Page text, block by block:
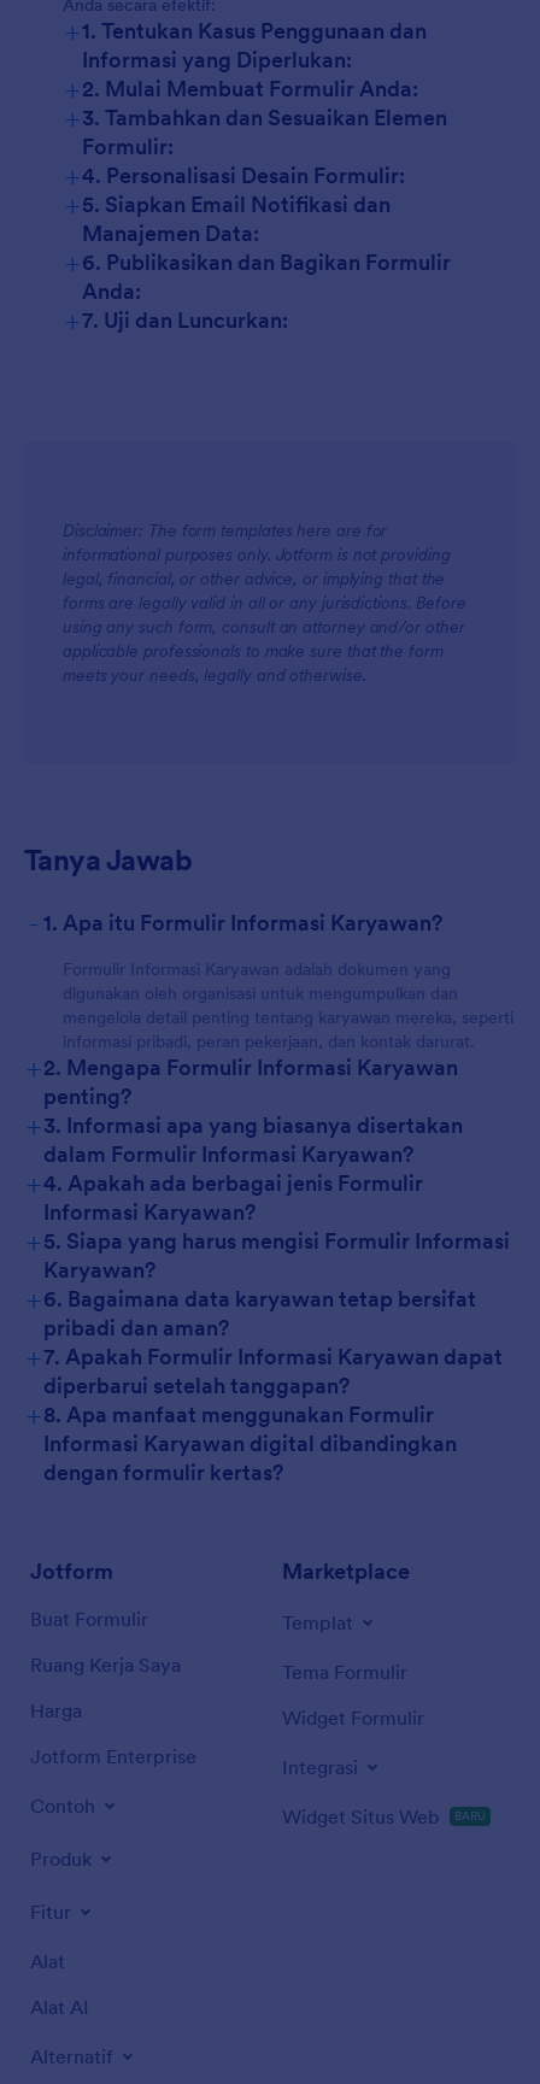
Anda secara efektif:
+1. Tentukan Kasus Penggunaan dan
Informasi yang Diperlukan:
+2. Mulai Membuat Formulir Anda:
+3. Tambahkan dan Sesuaikan Elemen
Formulir:
+4. Personalisasi Desain Formulir:
+5. Siapkan Email Notifikasi dan
Manajemen Data:
+6. Publikasikan dan Bagikan Formulir
Anda:
+7. Uji dan Luncurkan:
Disclaimer: The form templates here are for
informational purposes only. Jotform is not providing
legal, financial, or other advice, or implying that the
forms are legally valid in all or any jurisdictions. Before
using any such form, consult an attorney and/or other
applicable professionals to make sure that the form
meets your needs, legally and otherwise.
Tanya Jawab
- 1. Apa itu Formulir Informasi Karyawan?
Formulir Informasi Karyawan adalah dokumen yang
digunakan oleh organisasi untuk mengumpulkan dan
mengelola detail penting tentang karyawan mereka, seperti
informasi pribadi, peran pekerjaan, dan kontak darurat.
+2. Mengapa Formulir Informasi Karyawan
penting?
+3. Informasi apa yang biasanya disertakan
dalam Formulir Informasi Karyawan?
+4. Apakah ada berbagai jenis Formulir
Informasi Karyawan?
+5. Siapa yang harus mengisi Formulir Informasi
Karyawan?
+6. Bagaimana data karyawan tetap bersifat
pribadi dan aman?
+7. Apakah Formulir Informasi Karyawan dapat
diperbarui setelah tanggapan?
+8. Apa manfaat menggunakan Formulir
Informasi Karyawan digital dibandingkan
dengan formulir kertas?
Jotform
Buat Formulir
Ruang Kerja Saya
Harga
Jotform Enterprise
Contoh
Produk
Fitur
Alat
Alat AI
Alternatif
Marketplace
Templat
Tema Formulir
Widget Formulir
Integrasi
Widget Situs Web BARU